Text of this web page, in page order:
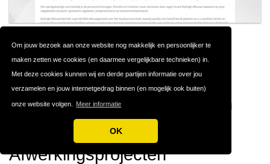
Om jouw bezoek aan onze website nog makkelijk en persoonlijker te
maken zetten we cookies (en daarmee vergelijkbare technieken) in.
Met deze cookies kunnen wij en derde partijen informatie over jou
verzamelen en jouw internetgedrag binnen (en mogelijk ook buiten)
onze website volgen. Meer informatie
OK
#42 RUBINGH AFBOUW
Groningen
Rubingh Afbouw: Kwaliteit en
Betrouwbaarheid in
Afwerkingsprojecten